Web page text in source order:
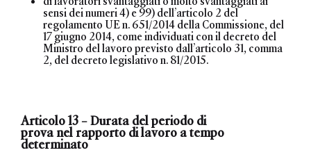
sensi dei numeri 4) e 99) dell’articolo 2 del
regolamento UE n. 651/2014 della Commissione, del
17 giugno 2014, come individuati con il decreto del
Ministro del lavoro previsto dall’articolo 31, comma
2, del decreto legislativo n. 81/2015.
Articolo 13 – Durata del periodo di
prova nel rapporto di lavoro a tempo
determinato